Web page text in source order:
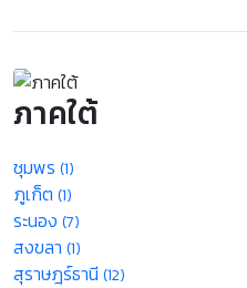
ภาคใต้
ชุมพร (1)
ภูเก็ต (1)
ระนอง (7)
สงขลา (1)
สุราษฎร์ธานี (12)